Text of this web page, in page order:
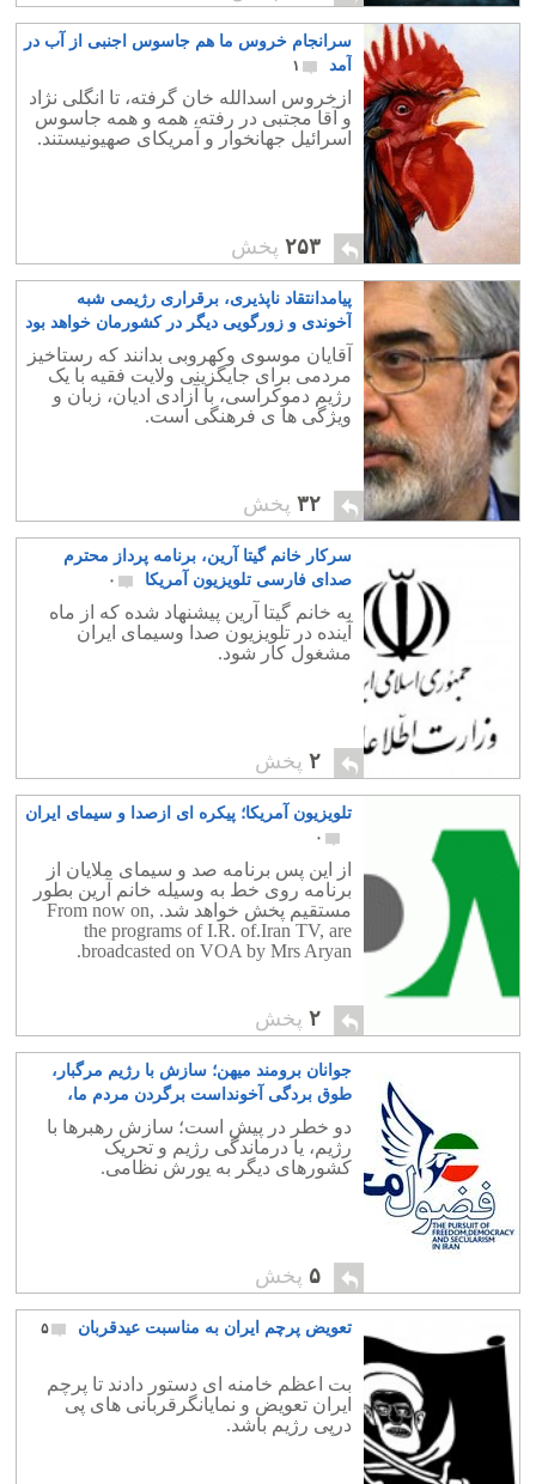
سرانجام خروس ما هم جاسوس اجنبی از آب در
آمد
۱
ازخروس اسدالله خان گرفته، تا انگلی نژاد
و آقا مجتبی در رفته، همه و همه جاسوس
اسرائیل جهانخوار و آمریکای صهیونیستند.
۲۵۳ پخش
پیامدانتقاد ناپذیری، برقراری رژیمی شبه
آخوندی و زورگویی دیگر در کشورمان خواهد بود
آقایان موسوی وکهروبی بدانند که رستاخیز
مردمی برای جایگزینی ولایت فقیه با یک
رژیم دموکراسی، با آزادی ادیان، زبان و
ویژگی ها ی فرهنگی است.
۳۲ پخش
سرکار خانم گیتا آرین، برنامه پرداز محترم
صدای فارسی تلویزیون آمریکا
۰
به خانم گیتا آرین پیشنهاد شده که از ماه
آینده در تلویزیون صدا وسیمای ایران
مشغول کار شود.
۲ پخش
تلویزیون آمریکا؛ پیکره ای ازصدا و سیمای ایران
۰
از این پس برنامه صد و سیمای ملایان از
برنامه روی خط به وسیله خانم آرین بطور
مستقیم پخش خواهد شد. From now on,
the programs of I.R. of.Iran TV, are
broadcasted on VOA by Mrs Aryan.
۲ پخش
جوانان برومند میهن؛ سازش با رژیم مرگبار،
طوق بردگی آخونداست برگردن مردم ما،
هشیار باشید
دو خطر در پیش است؛ سازش رهبرها با
رژیم، یا درماندگی رژیم و تحریک
کشورهای دیگر به یورش نظامی.
۵ پخش
تعویض پرچم ایران به مناسبت عیدقربان ۵
بت اعظم خامنه ای دستور دادند تا پرچم
ایران تعویض و نمایانگرقربانی های پی
درپی رژیم باشد.